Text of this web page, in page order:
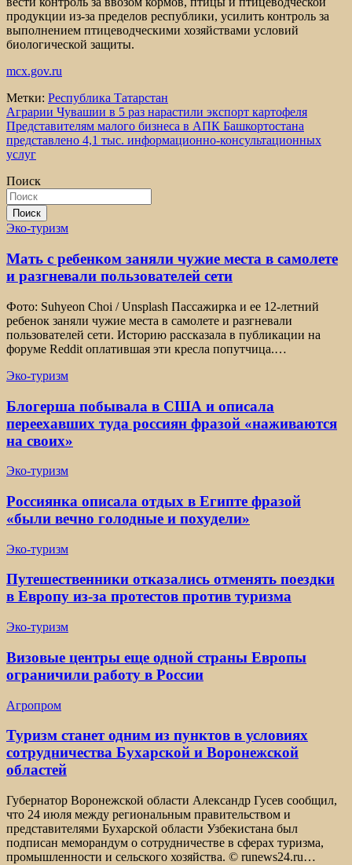
продукции из-за пределов республики, усилить контроль за
выполнением птицеводческими хозяйствами условий
биологической защиты.
mcx.gov.ru
Метки: Республика Татарстан
Навигация
по
записям
Аграрии Чувашии в 5 раз нарастили экспорт картофеля
Представителям малого бизнеса в АПК Башкортостана
представлено 4,1 тыс. информационно-консультационных
услуг
Поиск
Поиск
Эко-туризм
Мать с ребенком заняли чужие места в самолете
и разгневали пользователей сети
Фото: Suhyeon Choi / Unsplash Пассажирка и ее 12-летний
ребенок заняли чужие места в самолете и разгневали
пользователей сети. Историю рассказала в публикации на
форуме Reddit оплатившая эти кресла попутчица.…
Эко-туризм
Блогерша побывала в США и описала
переехавших туда россиян фразой «наживаются
на своих»
Эко-туризм
Россиянка описала отдых в Египте фразой
«были вечно голодные и похудели»
Эко-туризм
Путешественники отказались отменять поездки
в Европу из-за протестов против туризма
Эко-туризм
Визовые центры еще одной страны Европы
ограничили работу в России
Агропром
Туризм станет одним из пунктов в условиях
сотрудничества Бухарской и Воронежской
областей
Губернатор Воронежской области Александр Гусев сообщил,
что 24 июля между региональным правительством и
представителями Бухарской области Узбекистана был
подписан меморандум о сотрудничестве в сферах туризма,
промышленности и сельского хозяйства. © runews24.ru…